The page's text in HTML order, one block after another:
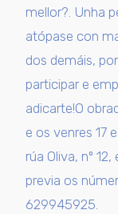
mellor?. Unha
atópase con
dos demáis,
participar e
adicarte!O
e os venres 17
rúa Oliva, nº
previa os
629945925.